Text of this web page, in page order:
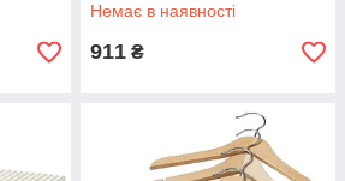
Немає в наявності
911 ₴